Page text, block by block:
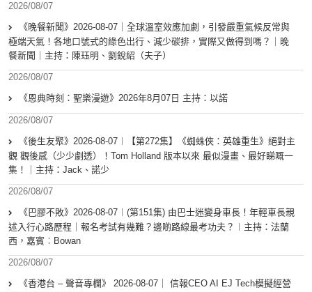
2026/08/07
《晚餐新聞》2026-08-07｜全球溫室效應加劇，引發嚴重氣候反常與
極端天氣！各地口號式的綠色出行、減少碳排，實際又做得到嗎？｜晚
餐新聞｜主持：陳珏明、劉銳紹（夫子）
2026/08/07
《恩典時刻：聖樂漫遊》2026年8月07日 主持：以諾
2026/08/07
《後生友聚》2026-08-07︱【第272集】《蜘蛛俠：英雄重生》絕對主
觀 觀後感（少少劇透）！Tom Holland 版本以來 最似漫畫、最好睇嘅一
集！｜主持：Jack、諾少
2026/08/07
《巴膠不敗》2026-08-07︱(第151集) 由巴士迷變身車長！年輕車長親
述入行心路歷程｜報名考試有幾難？邊啲路線最考功夫？︱主持：法蘭
西，嘉賓︰Bowan
2026/08/07
《香港台 – 聲音專欄》 2026-08-07｜ 信報CEO AI EJ Tech模擬經營